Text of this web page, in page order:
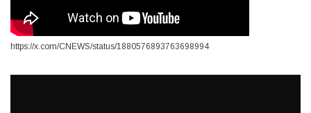
https://x.com/CNEWS/status/1880576893763698994